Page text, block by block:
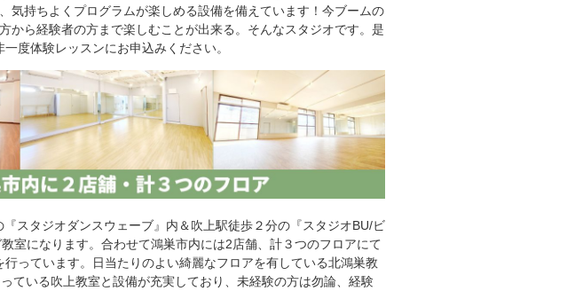
気持ちよくプログラムが楽しめる設備を備えています！今ブームの
から経験者の方まで楽しむことが出来る。そんなスタジオです。是
一度体験レッスンにお申込みください。
スタジオダンスウェーブ』内＆吹上駅徒歩２分の『スタジオBU/ビ
室になります。合わせて鴻巣市内には2店舗、計３つのフロアにて
行っています。日当たりのよい綺麗なフロアを有している北鴻巣教
ている吹上教室と設備が充実しており、未経験の方は勿論、経験